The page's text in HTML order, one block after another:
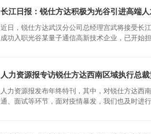
长江日报：锐仕方达积极为光谷引进高端
近日，锐仕方达武汉分公司总经理宫武将接受长
成功入职光谷某量子通信高新技术企业，已开始
人力资源报专访锐仕方达西南区域执行总
人力资源报发布年终特刊，其中，对锐仕方达
通、面试等环节，面对疫情暴发，我们也及时进